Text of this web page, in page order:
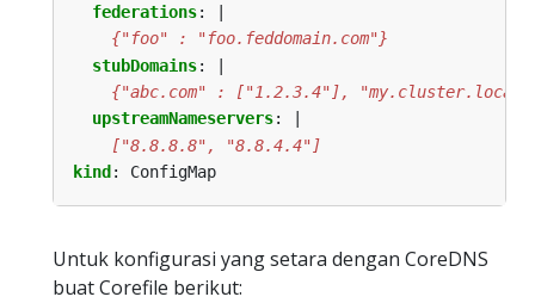
federations:
    {"foo" : "foo.feddomain.com"}
stubDomains:
|
{"abc.com" : ["1.2.3.4"],
upstreamNameservers:
    ["8.8.8.8", "8.8.4.4"]
kind : ConfigMap
Untuk konfigurasi yang setara dengan CoreDNS
buat Corefile berikut: